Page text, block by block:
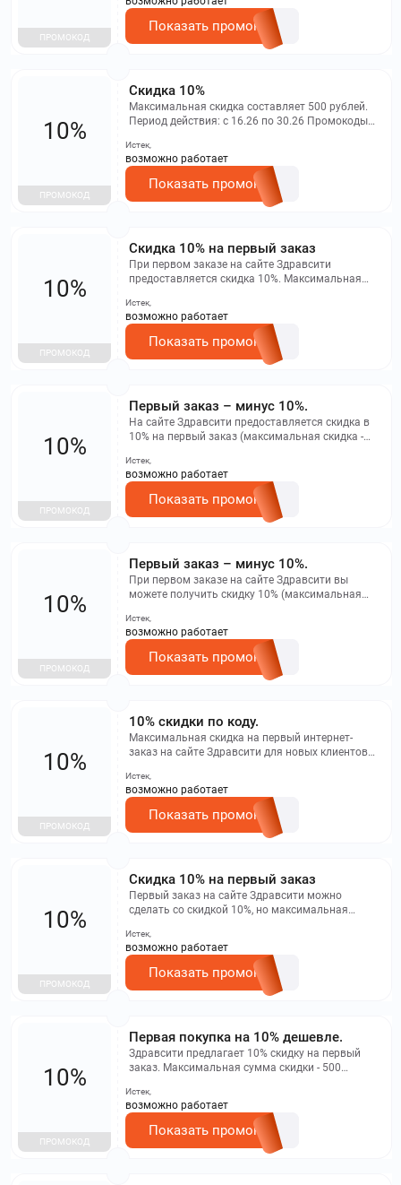
заказов.
ПРОМОКОД
Показать промокод
Скидка 10%
Максимальная скидка составляет 500 рублей.
Период действия: с 16.26 по 30.26 Промокоды
при первом заказе через интернет на сайте
Здравсити (для новых клиентов).
10%
ПРОМОКОД
Истек,
возможно работает
Показать промокод
Скидка 10% на первый заказ
При первом заказе на сайте Здравсити
предоставляется скидка 10%. Максимальная
Промокод не действует в мобильном
приложении и на заказы бронирования.
10%
ПРОМОКОД
Истек,
возможно работает
Показать промокод
Первый заказ – минус 10%.
На сайте Здравсити предоставляется скидка в
10% на первый заказ (максимальная скидка -
мобильном приложении и не распространяется
на заказы бронирования.
10%
ПРОМОКОД
Истек,
возможно работает
Показать промокод
Первый заказ – минус 10%.
При первом заказе на сайте Здравсити вы
можете получить скидку 10% (максимальная
распространяется на мобильное приложение и
бронирование заказов.
10%
ПРОМОКОД
Истек,
возможно работает
Показать промокод
10% скидки по коду.
Максимальная скидка на первый интернет-
заказ на сайте Здравсити для новых клиентов
использоваться многократно в период с 15.26
по 3.15.26.
10%
ПРОМОКОД
Истек,
возможно работает
Показать промокод
Скидка 10% на первый заказ
Первый заказ на сайте Здравсити можно
сделать со скидкой 10%, но максимальная
не применяется к заказам через мобильное
приложение и бронированиям.
10%
ПРОМОКОД
Истек,
возможно работает
Показать промокод
Первая покупка на 10% дешевле.
Здравсити предлагает 10% скидку на первый
заказ. Максимальная сумма скидки - 500
заказа через мобильное приложение, а также на
бронирование.
10%
ПРОМОКОД
Истек,
возможно работает
Показать промокод